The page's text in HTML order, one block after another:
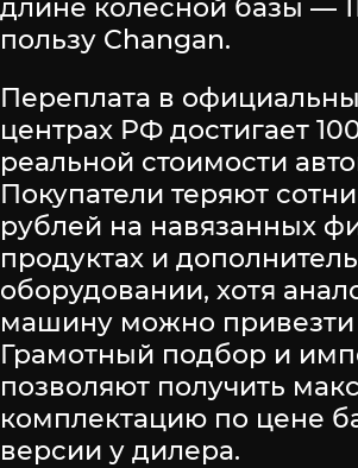
длине колесной базы —
пользу Changan.
Переплата в
центрах РФ достигает
реальной стоимости
Покупатели теряют
рублей на навязанных
продуктах и
оборудовании, хотя
машину можно
Грамотный подбор и
позволяют получить
комплектацию по цене
версии у дилера.